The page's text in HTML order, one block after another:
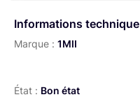
Informations technique
Marque : 1MII
État : Bon état